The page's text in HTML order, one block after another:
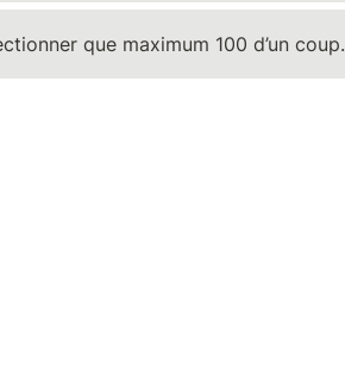
que maximum 100 d’un coup.